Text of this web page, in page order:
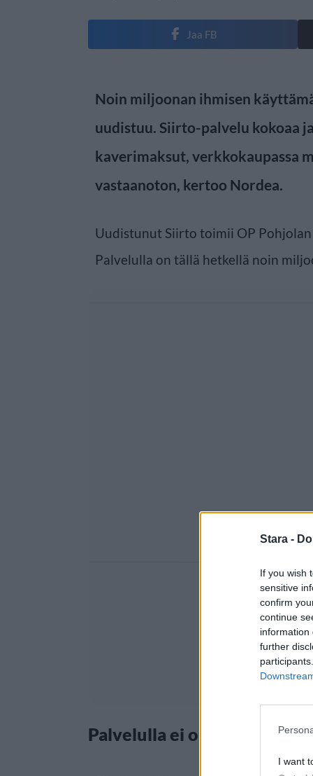
Stara -
If you wish
sensitive
confirm
continue
information
further
I want
Jaa FB
Noin miljoonan ihmisen
uudistuu. Siirto-palvelu kokoaa
kaverimaksut, verkkokaupassa
vastaanoton, kertoo Nordea.
Uudistunut Siirto toimii OP
Palvelulla on tällä hetkellä noin
Palvelulla ei ole sovellusta